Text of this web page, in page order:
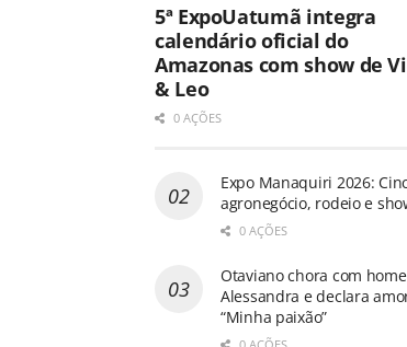
5ª ExpoUatumã integra
calendário oficial do
Amazonas com show de
& Leo
0 AÇÕES
Expo Manaquiri 2026:
agronegócio, rodeio e
0 AÇÕES
Otaviano chora com
Alessandra e declara
“Minha paixão”